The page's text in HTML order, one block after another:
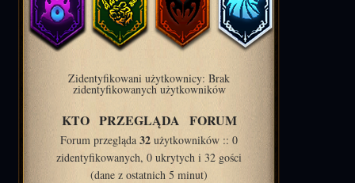
Zidentyfikowani użytkownicy: Brak
zidentyfikowanych użytkowników
KTO PRZEGLĄDA FORUM
Forum przegląda 32 użytkowników :: 0
zidentyfikowanych, 0 ukrytych i 32 gości
(dane z ostatnich 5 minut)